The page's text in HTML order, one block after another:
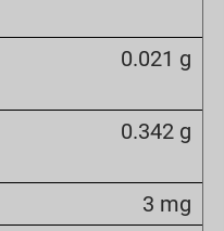
0.021 g
0.342 g
3 mg